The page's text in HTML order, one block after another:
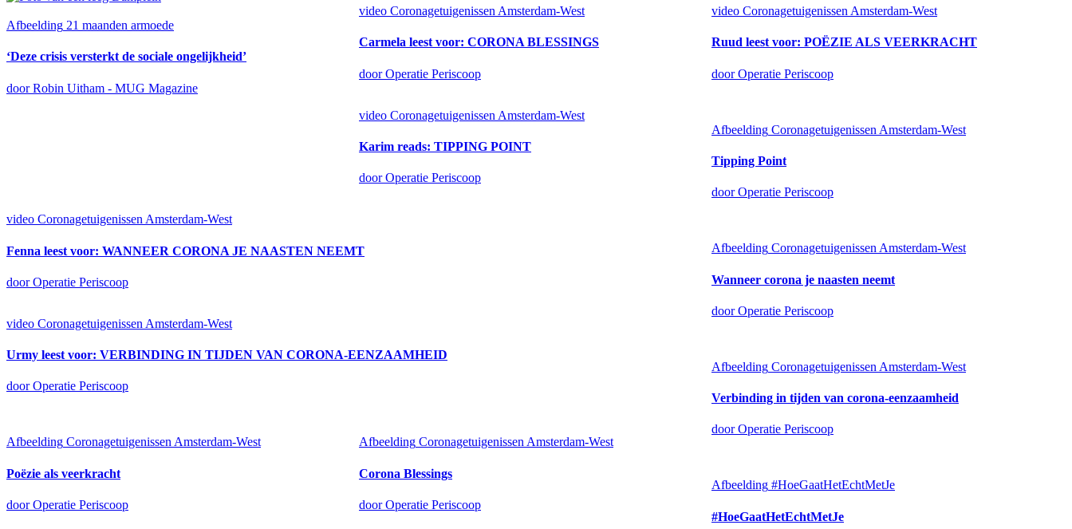
Afbeelding 21 maanden armoede
‘Deze crisis versterkt de sociale ongelijkheid’
door Robin Uitham - MUG Magazine
video Coronagetuigenissen Amsterdam-West
Carmela leest voor: CORONA BLESSINGS
door Operatie Periscoop
video Coronagetuigenissen Amsterdam-West
Ruud leest voor: POËZIE ALS VEERKRACHT
door Operatie Periscoop
video Coronagetuigenissen Amsterdam-West
Karim reads: TIPPING POINT
door Operatie Periscoop
video Coronagetuigenissen Amsterdam-West
Fenna leest voor: WANNEER CORONA JE NAASTEN NEEMT
door Operatie Periscoop
video Coronagetuigenissen Amsterdam-West
Urmy leest voor: VERBINDING IN TIJDEN VAN CORONA-EENZAAMHEID
door Operatie Periscoop
Afbeelding Coronagetuigenissen Amsterdam-West
Tipping Point
door Operatie Periscoop
Afbeelding Coronagetuigenissen Amsterdam-West
Wanneer corona je naasten neemt
door Operatie Periscoop
Afbeelding Coronagetuigenissen Amsterdam-West
Verbinding in tijden van corona-eenzaamheid
door Operatie Periscoop
Afbeelding Coronagetuigenissen Amsterdam-West
Poëzie als veerkracht
door Operatie Periscoop
Afbeelding Coronagetuigenissen Amsterdam-West
Corona Blessings
door Operatie Periscoop
Afbeelding #HoeGaatHetEchtMetJe
#HoeGaatHetEchtMetJe